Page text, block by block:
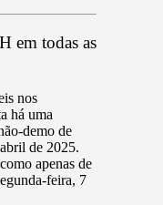
em todas as
nos
há uma
demo de
de 2025.
apenas de
feira, 7